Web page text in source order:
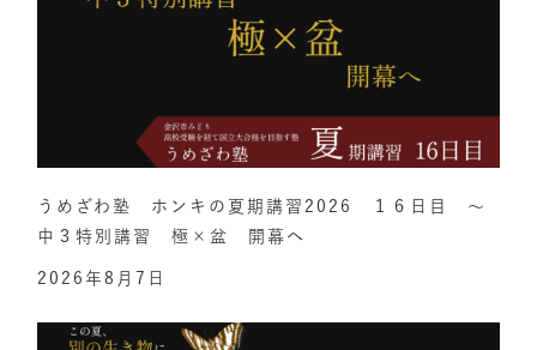
うめざわ塾 ホンキの夏期講習2026 １６日目 ～
中３特別講習 極×盆 開幕へ
2026年8月7日